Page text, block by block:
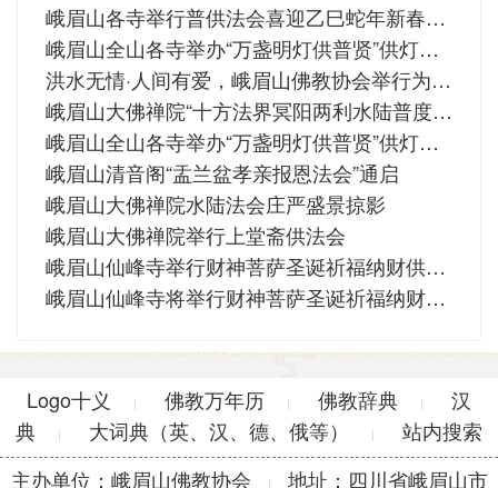
峨眉山各寺举行普供法会喜迎乙巳蛇年新春佳节
峨眉山全山各寺举办“万盏明灯供普贤”供灯祈福法会恭祝普贤菩萨圣诞
洪水无情·人间有爱，峨眉山佛教协会举行为北京、河北、黑龙江、吉林等水灾地区祈福法会暨募捐仪式
峨眉山大佛禅院“十方法界冥阳两利水陆普度大斋胜会”洒净
峨眉山全山各寺举办“万盏明灯供普贤”供灯祈福法会恭祝普贤菩萨圣诞
峨眉山清音阁“盂兰盆孝亲报恩法会”通启
峨眉山大佛禅院水陆法会庄严盛景掠影
峨眉山大佛禅院举行上堂斋供法会
峨眉山仙峰寺举行财神菩萨圣诞祈福纳财供灯法会
峨眉山仙峰寺将举行财神菩萨圣诞祈福纳财供灯法会
Logo十义 | 佛教万年历 | 佛教辞典 |
汉
典
| 大词典（英、汉、德、俄等） |
站内搜索
主办单位：峨眉山佛教协会
| 地址：四川省峨眉山市